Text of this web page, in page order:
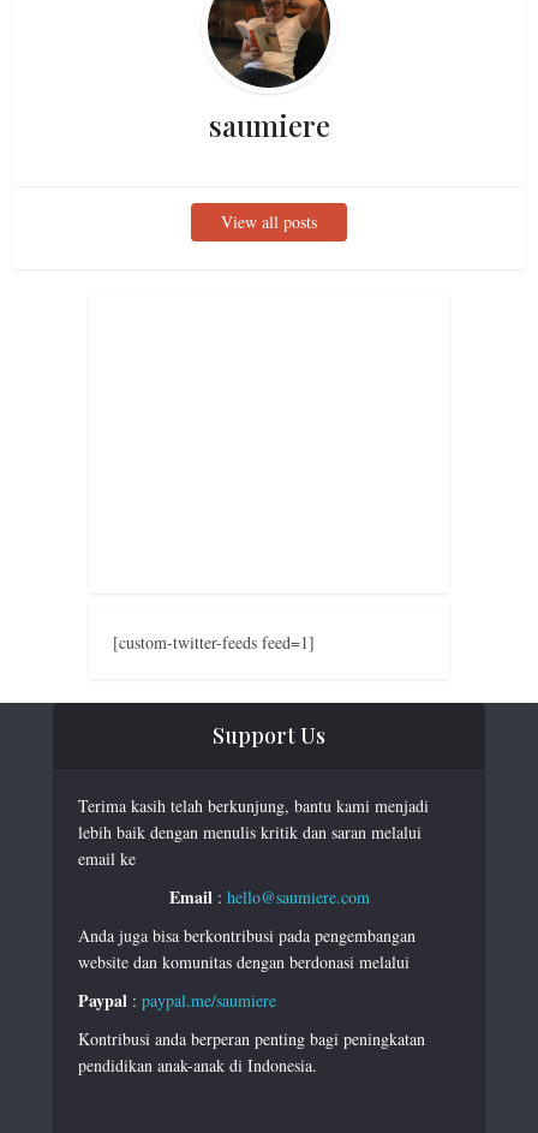
saumiere
View all posts
[custom-twitter-feeds feed=1]
Support Us
Terima kasih telah berkunjung, bantu kami menjadi
lebih baik dengan menulis kritik dan saran melalui
email ke
Email : hello@saumiere.com
Anda juga bisa berkontribusi pada pengembangan
website dan komunitas dengan berdonasi melalui
Paypal : paypal.me/saumiere
Kontribusi anda berperan penting bagi peningkatan
pendidikan anak-anak di Indonesia.